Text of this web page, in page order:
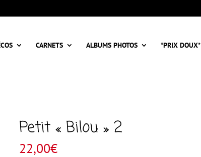
CARNETS ALBUMS PHOTOS *PRIX DOUX*
Petit « Bilou » 2
22,00€